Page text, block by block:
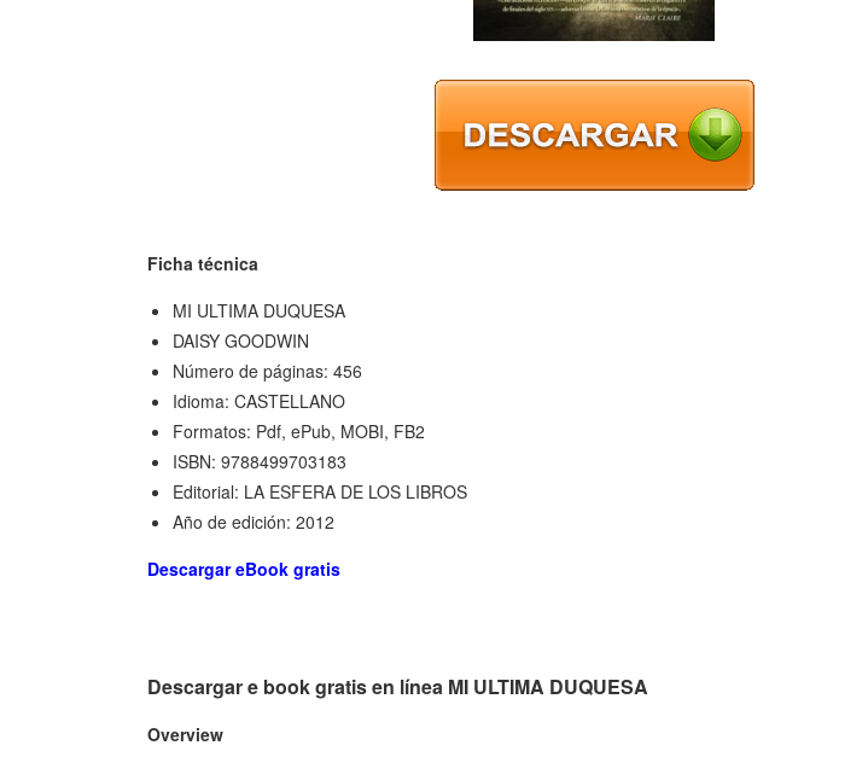
Ficha técnica
MI ULTIMA DUQUESA
DAISY GOODWIN
Número de páginas: 456
Idioma: CASTELLANO
Formatos: Pdf, ePub, MOBI, FB2
ISBN: 9788499703183
Editorial: LA ESFERA DE LOS LIBROS
Año de edición: 2012
Descargar eBook gratis
Descargar e book gratis en línea MI ULTIMA DUQUESA
Overview